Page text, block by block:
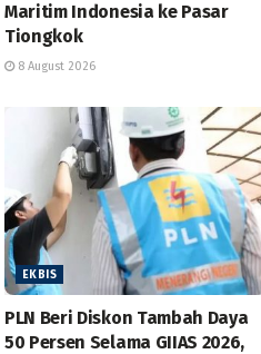
Maritim Indonesia ke Pasar
Tiongkok
8 August 2026
EKBIS
PLN Beri Diskon Tambah Daya
50 Persen Selama GIIAS 2026,